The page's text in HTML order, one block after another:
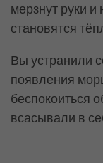
мерзнут руки и
становятся
Вы устранили
появления
беспокоиться
всасывали в